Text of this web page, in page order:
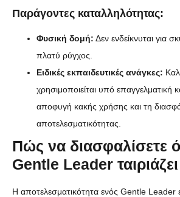
Παράγοντες καταλληλότητας:
Φυσική δομή: Δεν ενδείκνυται για
πλατύ ρύγχος.
Ειδικές εκπαιδευτικές ανάγκες:
χρησιμοποιείται υπό επαγγελματική
αποφυγή κακής χρήσης και τη
αποτελεσματικότητας.
Πώς να διασφαλίσετε
Gentle Leader
Η αποτελεσματικότητα ενός Gentle Leader